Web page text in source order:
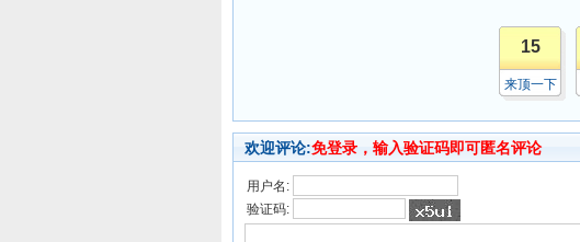
15
来顶一下
欢迎评论:免登录，输入验证码即可匿名评论
用户名:
验证码: